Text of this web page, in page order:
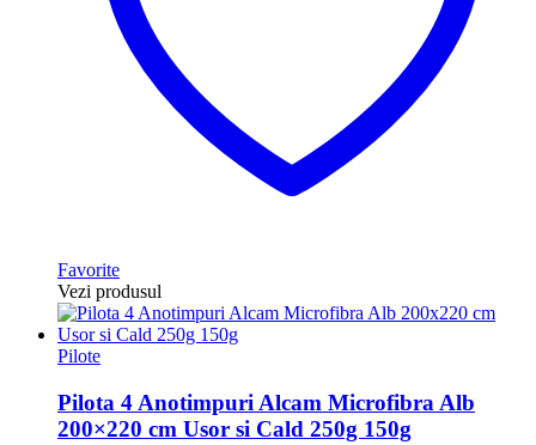
Favorite
Vezi produsul
Pilote
Pilota 4 Anotimpuri Alcam Microfibra Alb
200×220 cm Usor si Cald 250g 150g